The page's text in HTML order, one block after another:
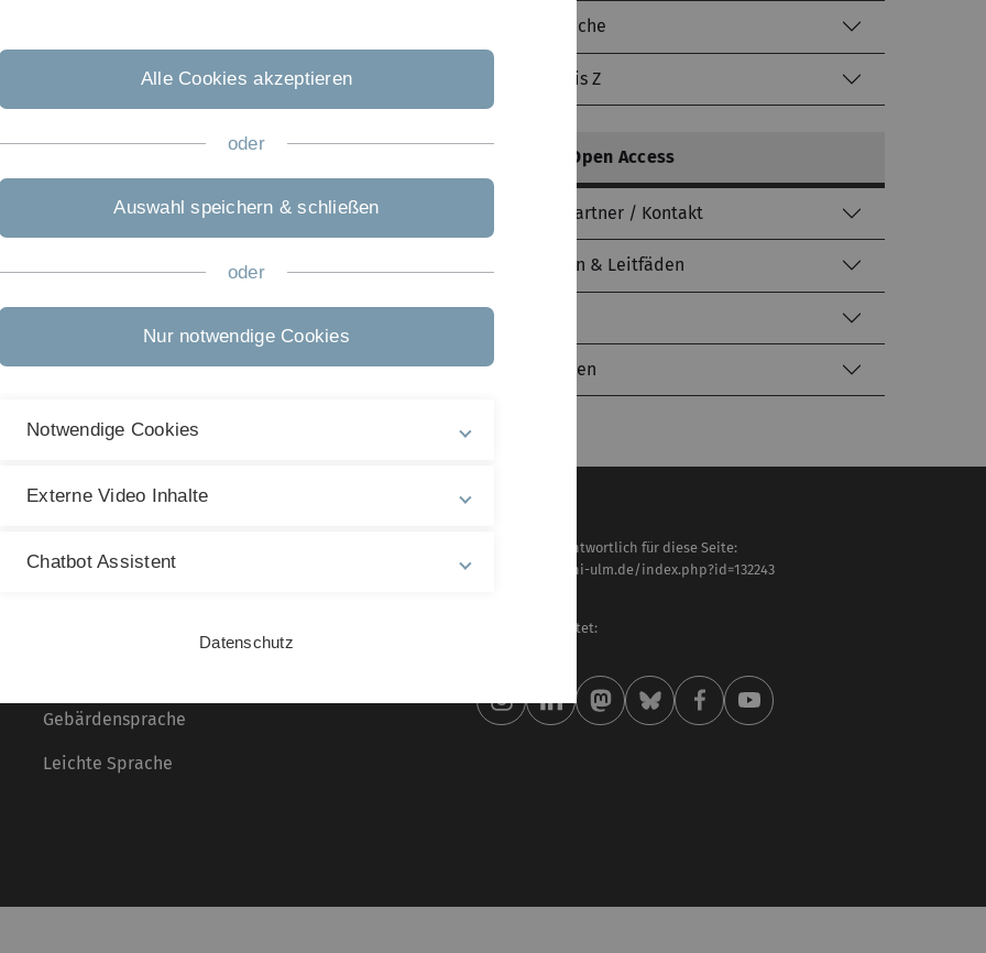
Weise verändert werden.
hat das Recht, sein Werk, auch
und zu verbreiten.
nur mit ausdrücklicher Genehmigung des
geschehen.
Literatursuche
kiz von A bis Z
mehr zu: Open Access
Ansprechpartner / Kontakt
Anleitungen & Leitfäden
Downloads
Gut zu wissen
Rechtliche Hinweise
Gebärdensprache
Leichte Sprache
Inhaltlich verantwortlich für diese Seite:
https://www.uni-ulm.de/index.php?id=132243
Zuletzt bearbeitet:
Alle Cookies akzeptieren
oder
Auswahl speichern & schließen
oder
Nur notwendige Cookies
Notwendige Cookies
Externe Video Inhalte
Chatbot Assistent
Datenschutz